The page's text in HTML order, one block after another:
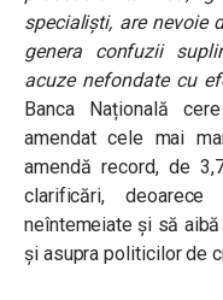
specialiști, are nevoie
genera confuzii
acuze nefondate cu
Banca Națională
amendat cele mai
amendă record, de
clarificări,
neîntemeiate și să
și asupra politicilor de